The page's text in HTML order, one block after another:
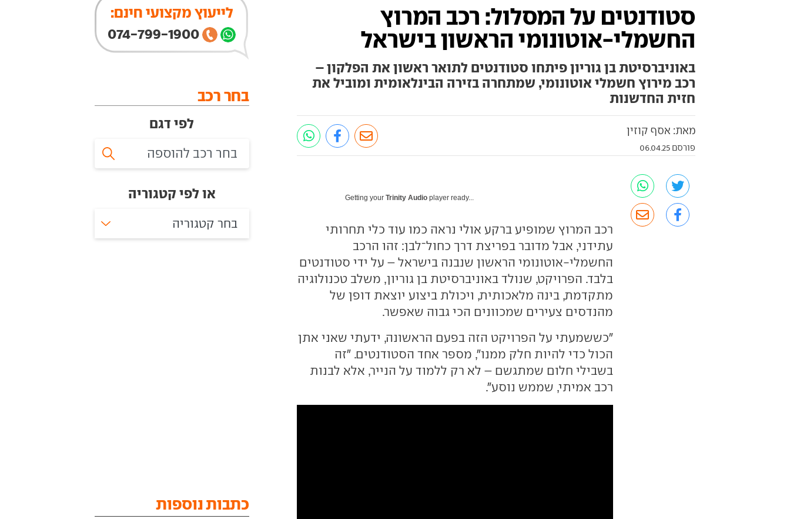
סטודנטים על המסלול: רכב המרוץ
החשמלי-אוטונומי הראשון בישראל
באוניברסיטת בן גוריון פיתחו סטודנטים לתואר ראשון את הפלקון –
רכב מירוץ חשמלי אוטונומי, שמתחרה בזירה הבינלאומית ומוביל את
חזית החדשנות
מאת: אסף קוזין
פורסם 06.04.25
Getting yourTrinity Audio player ready...
רכב המרוץ שמופיע ברקע אולי נראה כמו עוד כלי תחרותי
עתידני, אבל מדובר בפריצת דרך כחול־לבן: זהו הרכב
החשמלי-אוטונומי הראשון שנבנה בישראל – על ידי סטודנטים
בלבד. הפרויקט, שנולד באוניברסיטת בן גוריון, משלב טכנולוגיה
מתקדמת, בינה מלאכותית, ויכולת ביצוע יוצאת דופן של
מהנדסים צעירים שמכוונים הכי גבוה שאפשר.
"כששמעתי על הפרויקט הזה בפעם הראשונה, ידעתי שאני אתן
הכול כדי להיות חלק ממנו", מספר אחד הסטודנטים. "זה
בשבילי חלום שמתגשם – לא רק ללמוד על הנייר, אלא לבנות
רכב אמיתי, שממש נוסע".
לייעוץ מקצועי חינם:
074-799-1900
בחר רכב
לפי דגם
או לפי קטגוריה
בחר קטגוריה
כתבות נוספות